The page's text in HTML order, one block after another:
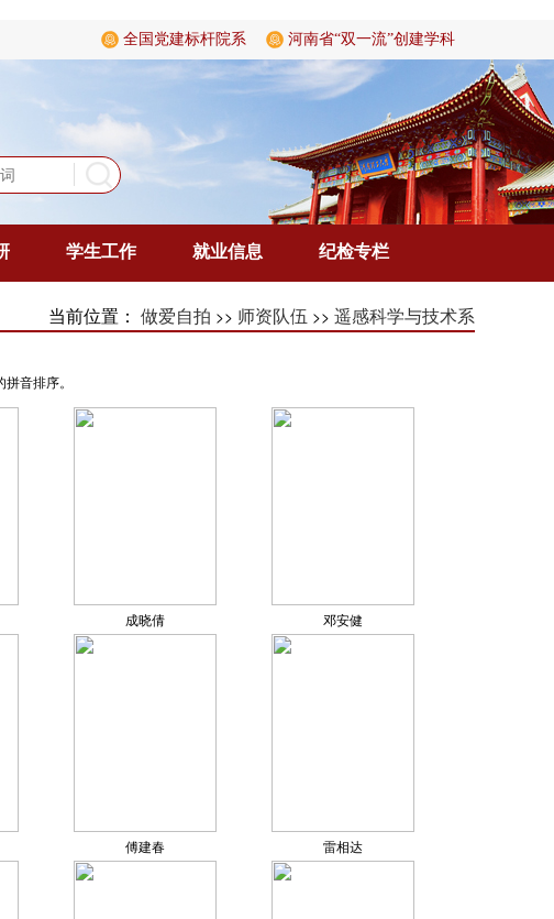
全国党建标杆院系 河南省“双一流”创建学科
学生工作 就业信息 纪检专栏
当前位置： 做爱自拍 >> 师资队伍 >> 遥感科学与技术系
音排序。
成晓倩 邓安健
傅建春 雷相达